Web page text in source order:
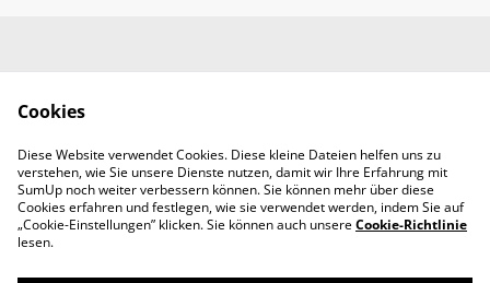
Kontaktieren Sie uns
Rechtliche
Datenschutzbestimm
Handwerkerbedarf
RMMS Abendroth
Cookies
Diese Website verwendet Cookies. Diese kleine Dateien helfen uns zu
verstehen, wie Sie unsere Dienste nutzen, damit wir Ihre Erfahrung mit
SumUp noch weiter verbessern können. Sie können mehr über diese
Cookies erfahren und festlegen, wie sie verwendet werden, indem Sie auf
„Cookie-Einstellungen” klicken. Sie können auch unsereCookie-Richtlinie
lesen.